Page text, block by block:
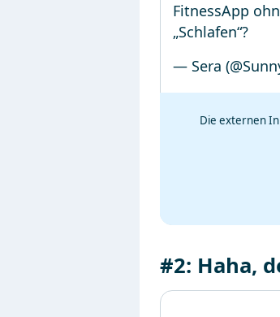
FitnessApp
„Schlafen“?
— Sera
Die externen
#2: Haha,